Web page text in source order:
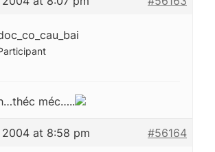
méc…..
2004 at 8:58 pm #56164